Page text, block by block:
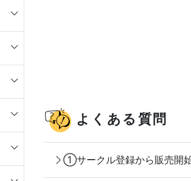
よくある質問
①サークル登録から販売開